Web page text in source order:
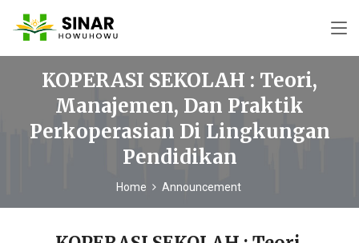
KOPERASI SEKOLAH : Teori,
Manajemen, Dan Praktik
Perkoperasian Di Lingkungan
Pendidikan
Home Announcement